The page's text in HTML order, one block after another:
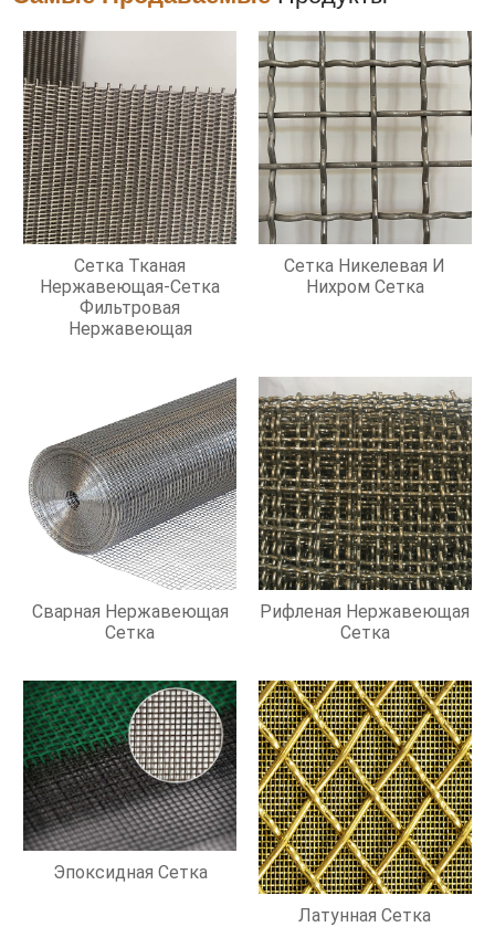
Сетка Тканая
Нержавеющая-Сетка
Фильтровая
Нержавеющая
Сетка Никелевая И
Нихром Сетка
Сварная Нержавеющая
Сетка
Рифленая Нержавеющая
Сетка
Эпоксидная Сетка
Латунная Сетка